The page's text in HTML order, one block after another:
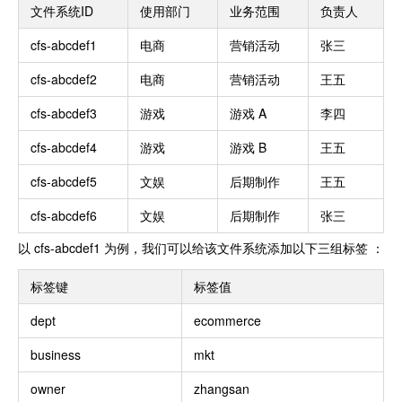
文件系统ID 使用部门 业务范围
负责人
cfs-abcdef1
电商 营销活动
张三
cfs-abcdef2
电商 营销活动
王五
cfs-abcdef3
游戏 游戏 A
李四
cfs-abcdef4
游戏 游戏 B
王五
cfs-abcdef5
文娱 后期制作
王五
cfs-abcdef6
文娱 后期制作
张三
以 cfs-abcdef1 为例，我们可以给该文件系统添加以下三组标签 ：
标签键
标签值
dept
ecommerce
business
mkt
owner
zhangsan